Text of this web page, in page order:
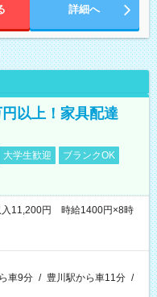
詳細へ
以上！家具配達
大学生歓迎
ブランクOK
入11,200円 時給1400円×8時
車9分 / 豊川駅から車11分 /